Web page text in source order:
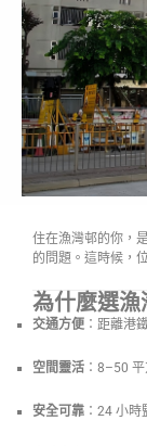
住在漁灣邨的你，
的問題。這時候，
為什麼選漁
交通方便 ：距離港
空間靈活 ：8–50
安全可靠 ：24 小